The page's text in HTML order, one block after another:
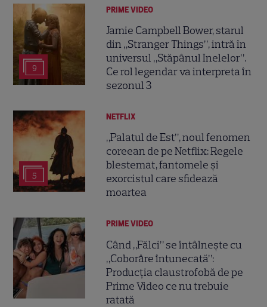
9
PRIME VIDEO
Jamie Campbell Bower, starul
din „Stranger Things”, intră în
universul „Stăpânul Inelelor”.
Ce rol legendar va interpreta în
sezonul 3
5
NETFLIX
„Palatul de Est”, noul fenomen
coreean de pe Netflix: Regele
blestemat, fantomele și
exorcistul care sfidează
moartea
PRIME VIDEO
Când „Fălci” se întâlnește cu
„Coborâre întunecată”:
Producția claustrofobă de pe
Prime Video ce nu trebuie
ratată